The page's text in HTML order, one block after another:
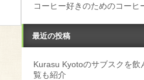
コーヒー好きのためのコーヒ
最近の投稿
Kurasu Kyotoのサブスクを飲
覧も紹介